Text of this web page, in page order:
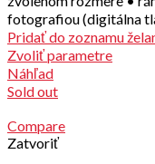
fotografiou (digitálna
Pridať do zoznamu
Zvoliť parametre
Náhľad
Sold out
Compare
Zatvoriť